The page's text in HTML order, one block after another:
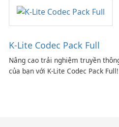
K-Lite Codec Pack Full
Nâng cao trải nghiệm truyền
của bạn với K-Lite Codec Pack Full!